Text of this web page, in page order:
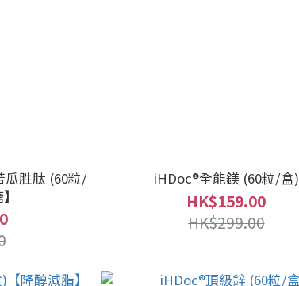
瓜胜肽 (60粒/
iHDoc®全能鎂 (60粒/盒)
HK$159.00
HK$299.00